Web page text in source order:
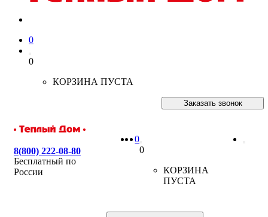
0
0
КОРЗИНА ПУСТА
Заказать звонок
8(800) 222-08-80
Бесплатный по
России
0
0
КОРЗИНА
ПУСТА